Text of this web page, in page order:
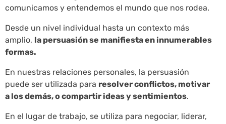
comunicamos y entendemos el mundo que nos rodea.
Desde un nivel individual hasta un contexto más
amplio, la persuasión se manifiesta en innumerables
formas.
En nuestras relaciones personales, la persuasión
puede ser utilizada para resolver conflictos, motivar
a los demás, o compartir ideas y sentimientos.
En el lugar de trabajo, se utiliza para negociar, liderar,